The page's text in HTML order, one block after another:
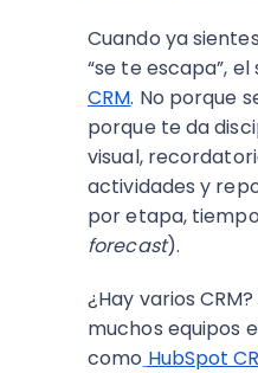
Cuando ya
“se te escapa”,
CRM. No porque
porque te da
visual,
actividades y
por etapa,
forecast).
¿Hay varios
muchos equipos
como HubSpot